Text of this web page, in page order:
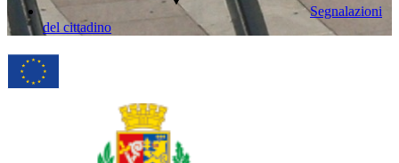
Segnalazioni
del cittadino